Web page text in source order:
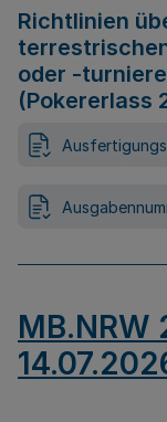
Richtlinien
oder -
(Pokererlass
MB.NRW